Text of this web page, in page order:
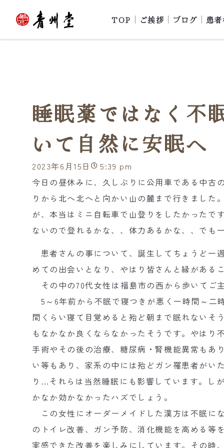
TOP ご挨拶 ブログ 患
睡眠薬ではなく不
いて自然に安眠へ
2023年6月15日
5:39 pm
今日の昼休みに、久しぶりに公用車である中古
りから北へ北へと向かい山の麓まで行きました
が、本当はミニ自転車で山登りをしたかったで
ないので登れるかな、、体力あるかな、、でも
患者さんの事について、誕生してちょうど一
めての出会いとなり、やはり皆さんと縁がある
その中の70代女性は福島市の西から歩いてご
5～6年前から不眠で寝つきが悪く一時間～二
間くらい寝て目覚めると殆ど朝まで眠れないそ
もなかなか良くならなかったそうです。やはり
手術やその後の治療、糖尿病・腎機能異常もあ
い等もあり、家系の中には殆どガン罹患者がい
り…それらは当然睡眠にも影響しています。し
かなか効かなかったハズでしょう。
この女性にオーダーメイドした漢方は不眠に
のトイレ改善、ガン予防、消化機能を高める等
実感できた改善を楽しみにしています。その時